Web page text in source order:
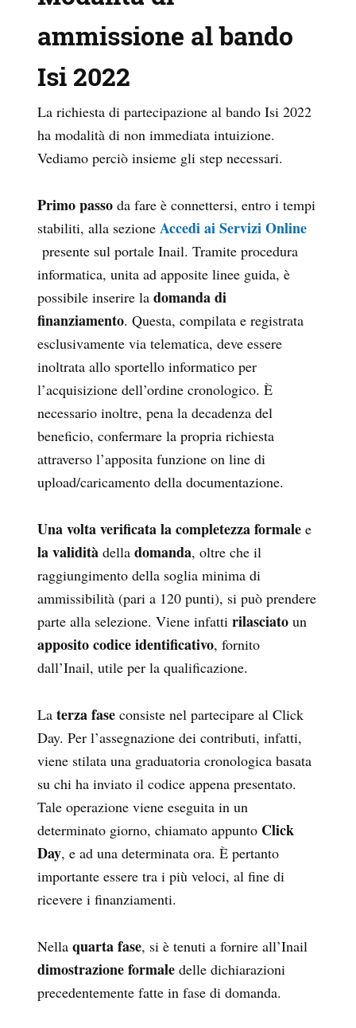
ammissione al bando
Isi 2022
La richiesta di partecipazione al bando Isi 2022
ha modalità di non immediata intuizione.
Vediamo perciò insieme gli step necessari.
Primo passo da fare è connettersi, entro i tempi
stabiliti, alla sezione Accedi ai Servizi Online
presente sul portale Inail. Tramite procedura
informatica, unita ad apposite linee guida, è
possibile inserire la domanda di
finanziamento. Questa, compilata e registrata
esclusivamente via telematica, deve essere
inoltrata allo sportello informatico per
l’acquisizione dell’ordine cronologico. È
necessario inoltre, pena la decadenza del
beneficio, confermare la propria richiesta
attraverso l’apposita funzione on line di
upload/caricamento della documentazione.
Una volta verificatala completezzaformale e
la validità della domanda, oltre che il
raggiungimento della soglia minima di
ammissibilità (pari a 120 punti), si può prendere
parte alla selezione. Viene infatti rilasciato un
apposito codice identificativo, fornito
dall’Inail, utile per la qualificazione.
La terza fase consiste nel partecipare al Click
Day. Per l’assegnazione dei contributi, infatti,
viene stilata una graduatoria cronologica basata
su chi ha inviato il codice appena presentato.
Tale operazione viene eseguita in un
determinato giorno, chiamato appunto Click
Day, e ad una determinata ora. È pertanto
importante essere tra i più veloci, al fine di
ricevere i finanziamenti.
Nella quarta fase, si è tenuti a fornire all’Inail
dimostrazione formale delle dichiarazioni
precedentemente fatte in fase di domanda.